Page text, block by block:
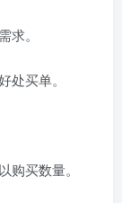
。
买单。
买数量。